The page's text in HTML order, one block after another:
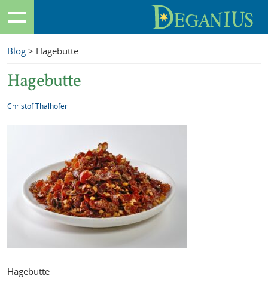
Blog > Hagebutte
Hagebutte
Christof Thalhofer
Hagebutte